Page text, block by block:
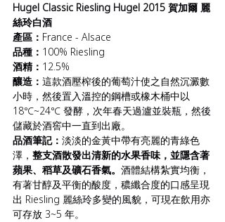
Hugel Classic Riesling Hugel 2015 賀加爾 麗
絲玲白酒
產區： France - Alsace
品種： 100% Riesling
酒精： 12.5%
釀造： 這款酒壓榨後的葡萄汁使之自然沉澱數
小時，然後置入溫控的鋼槽或橡木桶中以
18℃~24℃ 發酵，次年春天過瀘並裝瓶，然後
儲藏於酒窖中一直到出廠。
品酒筆記： 淡淡的金黃中帶有亮麗的青綠色
澤， 整支酒散發出清新的水果香味，並隱含著
蘋果、稻草及礦石香氣。 酒體結構紮實均衡，
有著甘醇及平衡的酸度，穠纖合度的口感呈現
出 Riesling 麗絲玲多變的風貌，可現在飲用亦
可存放 3~5 年。